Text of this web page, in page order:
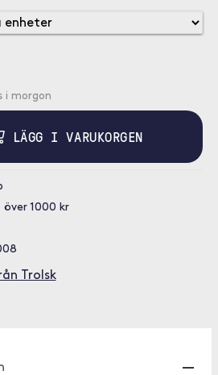
i morgon
LÄGG I VARUKORGEN
1000 kr
Trolsk